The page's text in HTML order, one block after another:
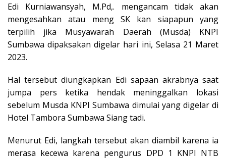
Edi Kurniawansyah, M.Pd,. mengancam tidak akan
mengesahkan atau meng SK kan siapapun yang
terpilih jika Musyawarah Daerah (Musda) KNPI
Sumbawa dipaksakan digelar hari ini, Selasa 21 Maret
2023.
Hal tersebut diungkapkan Edi sapaan akrabnya saat
jumpa pers ketika hendak meninggalkan lokasi
sebelum Musda KNPI Sumbawa dimulai yang digelar di
Hotel Tambora Sumbawa Siang tadi.
Menurut Edi, langkah tersebut akan diambil karena ia
merasa kecewa karena pengurus DPD 1 KNPI NTB